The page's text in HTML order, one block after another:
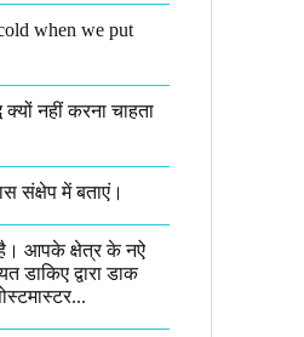
when we put
नहीं करना चाहता
संक्षेप में बताएं।
है। आपके क्षेत्र के नऐ
डाकिए द्वारा डाक